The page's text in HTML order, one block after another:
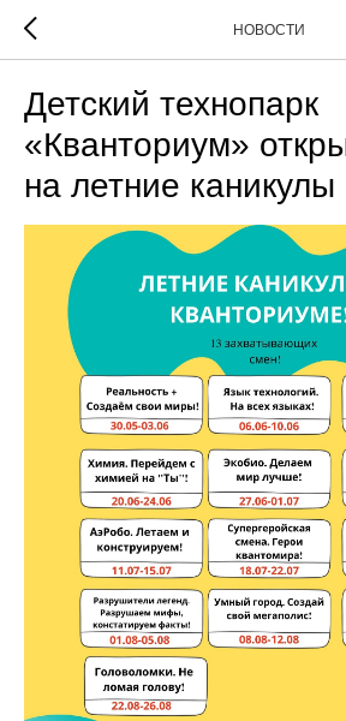
НОВОСТИ
Детский технопарк
«Кванториум»
на летние каникулы